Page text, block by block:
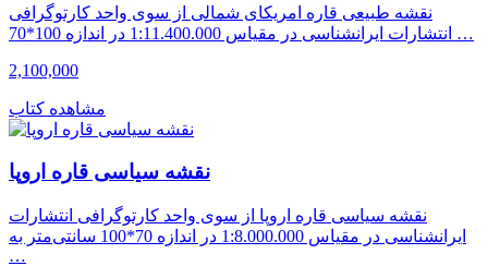
نقشه طبیعی قاره امریکای شمالی از سوی واحد کارتوگرافی
انتشارات ایرانشناسی در مقیاس 1:11.400.000 در اندازه 100*70 …
2,100,000
مشاهده کتاب
نقشه سیاسی قاره اروپا
نقشه سیاسی قاره اروپا از سوی واحد کارتوگرافی انتشارات
ایرانشناسی در مقیاس 1:8.000.000 در اندازه 70*100 سانتی‌متر به
…